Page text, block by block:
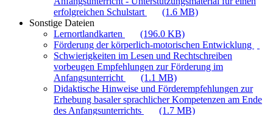
erfolgreichen Schulstart
(1.6 MB)
Sonstige Dateien
Lernortlandkarten
(196.0 KB)
Förderung der körperlich-motorischen Entwicklung
Schwierigkeiten im Lesen und Rechtschreiben
vorbeugen Empfehlungen zur Förderung im
Anfangsunterricht
(1.1 MB)
Didaktische Hinweise und Förderempfehlungen zur
Erhebung basaler sprachlicher Kompetenzen am Ende
des Anfangsunterrichts
(1.7 MB)